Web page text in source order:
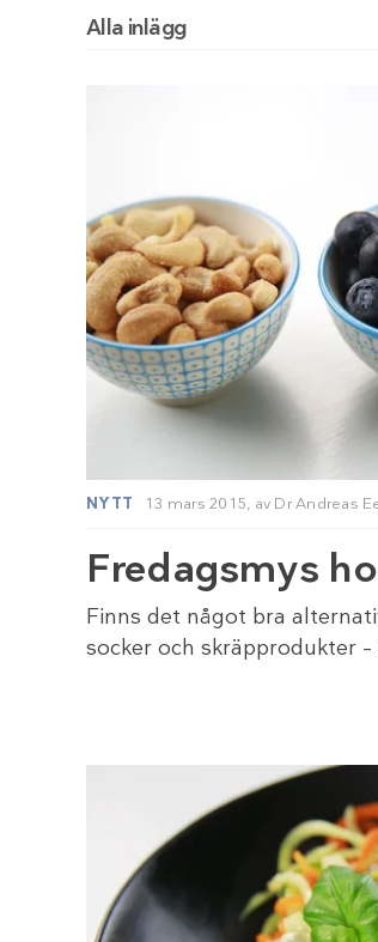
Alla inlägg
NYTT 13 mars 2015, av Dr Andreas
Fredagsmys
Finns det något bra
socker och skräpprodukter